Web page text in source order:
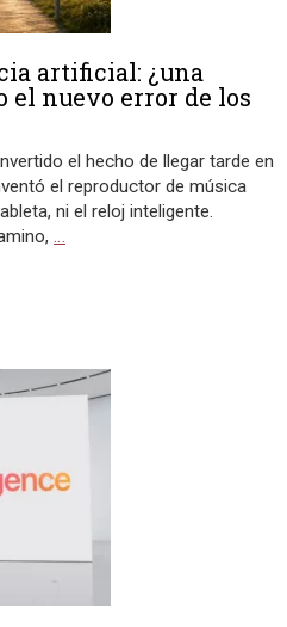
artificial: ¿una
nuevo error de los
el hecho de llegar tarde en
el reproductor de música
ni el reloj inteligente.
…